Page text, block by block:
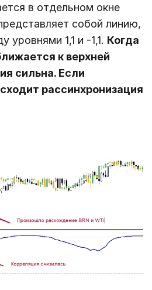
в отдельном окне
собой линию,
1,1 и -1,1. Когда
к верхней
сильна. Если
рассинхронизация